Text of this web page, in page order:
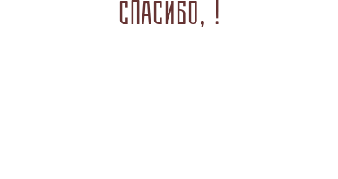
Спасибо, !